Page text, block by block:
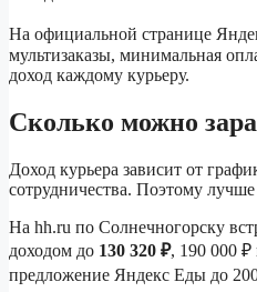
На официальной странице
мультизаказы, минимальная
доход каждому курьеру.
Сколько можно
Доход курьера зависит от
сотрудничества. Поэтому
На hh.ru по Солнечногорску
доходом до 130 320 ₽, 190 000 ₽
предложение Яндекс Еды до